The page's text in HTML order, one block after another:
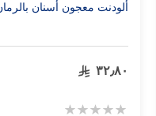
ألودنت معجون أسنان بالرمان
٣٢٫٨٠
Rating: